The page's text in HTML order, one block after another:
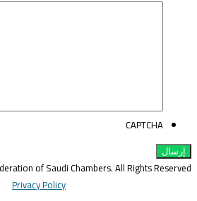
CAPTCHA
of Saudi Chambers. All Rights
Privacy Policy